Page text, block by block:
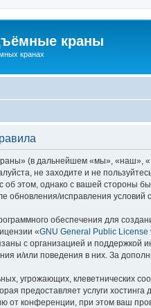
краны
кранах
(в дальнейшем «мы», «наш»,
не заходите и не
этом, однако с вашей стороны
исправления условий
обеспечения для
«GNU General Public License
с организацией и
и/или поведения в них. За
угрожающих, клеветнических
предоставляет услуги
от конференции, при этом ваш